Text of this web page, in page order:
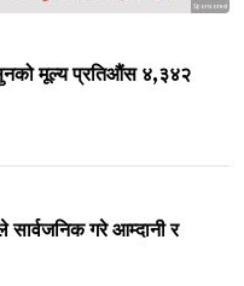
Sponsored
मूल्य प्रतिऔंस ४,३४२
सार्वजनिक गरे आम्दानी र